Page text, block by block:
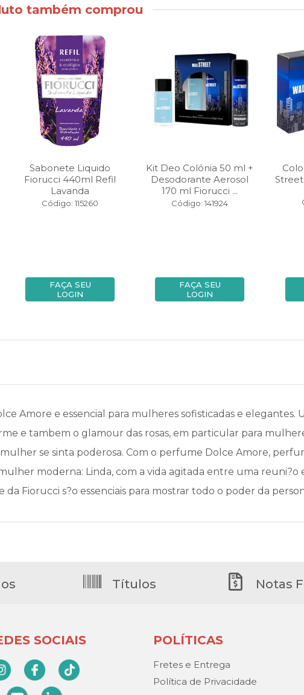
também comprou
Sabonete Liquido
Fiorucci 440ml Refil
Lavanda
Código: 115260
FAÇA SEU
LOGIN
Kit Deo Colônia 50 ml +
Desodorante Aerosol
170 ml Fiorucci ...
Código: 141924
FAÇA SEU
LOGIN
Amore e essencial para mulheres sofisticadas e elegantes.
e tambem o glamour das rosas, em particular para
se sinta poderosa. Com o perfume Dolce Amore,
moderna: Linda, com a vida agitada entre uma
Fiorucci s?o essenciais para mostrar todo o poder da
Títulos Notas
SOCIAIS POLÍTICAS
Fretes e Entrega
Política de Privacidade